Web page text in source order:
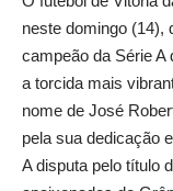
neste domingo (14),
campeão da Série
a torcida mais
nome de José
pela sua dedicação
A disputa pelo título